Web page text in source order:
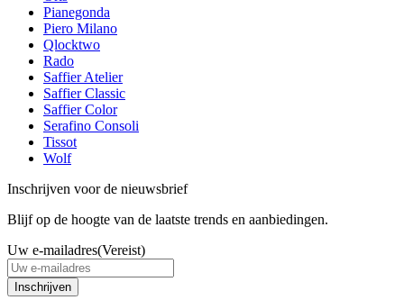
Pianegonda
Piero Milano
Qlocktwo
Rado
Saffier Atelier
Saffier Classic
Saffier Color
Serafino Consoli
Tissot
Wolf
Inschrijven voor de nieuwsbrief
Blijf op de hoogte van de laatste trends en aanbiedingen.
Uw e-mailadres(Vereist)